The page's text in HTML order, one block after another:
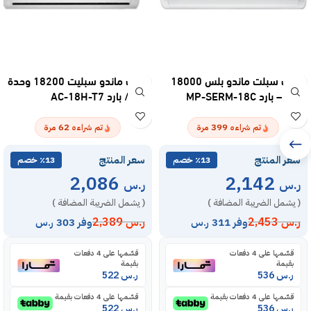
مكيف سبلت ماندو بلس 18000
وحدة – بارد MP-SERM-18C
تم شراءه 399 مرة
سعر المنتج ٪13 خصم
ر.س
( يشمل الضريبة المضافة )
ر.س2,453 وفر 311 ر.س
قسّمها على 4 دفعات
بقيمة
ر.س
قسّمها على 4 دفعات بقيمة
مكيف ماندو سبليت 18200 وحدة
– حار / بارد AC-18H-T7
تم شراءه 62 مرة
سعر المنتج ٪13 خصم
ر.س
( يشمل الضريبة المضافة )
ر.س2,389 وفر 303 ر.س
قسّمها على 4 دفعات
بقيمة
ر.س
قسّمها على 4 دفعات بقيمة